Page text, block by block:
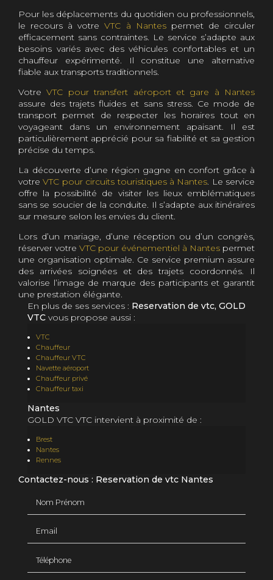
Pour les déplacements du quotidien ou professionnels,
le recours à votreVTC à Nantespermet de circuler
efficacement sans contraintes. Le service s’adapte aux
besoins variés avec des véhicules confortables et un
chauffeur expérimenté. Il constitue une alternative
fiable aux transports traditionnels.
VotreVTC pour transfert aéroport et gare à Nantes
assure des trajets fluides et sans stress. Ce mode de
transport permet de respecter les horaires tout en
voyageant dans un environnement apaisant. Il est
particulièrement apprécié pour sa fiabilité et sa gestion
précise du temps.
La découverte d’une région gagne en confort grâce à
votreVTC pour circuits touristiques à Nantes . Le service
offre la possibilité de visiter les lieux emblématiques
sans se soucier de la conduite. Il s’adapte aux itinéraires
sur mesure selon les envies du client.
Lors d’un mariage, d’une réception ou d’un congrès,
réserver votre VTC pour événementiel à Nantes permet
une organisation optimale. Ce service premium assure
des arrivées soignées et des trajets coordonnés. Il
valorise l’image de marque des participants et garantit
une prestation élégante.
En plus de ses services : Reservation de vtc, GOLD
VTC vous propose aussi :
VTC
Chauffeur
Chauffeur VTC
Navette aéroport
Chauffeur privé
Chauffeur taxi
Nantes
GOLD VTC VTC intervient à proximité de :
Brest
Nantes
Rennes
Contactez-nous : Reservation de vtc Nantes